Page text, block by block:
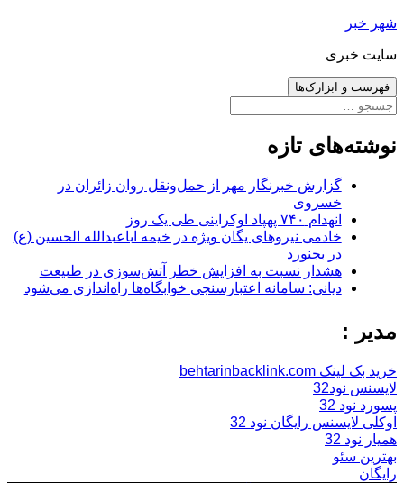
رفتن
نوشته‌ها
شهر خبر
سایت خبری
فهرست و ابزارک‌ها
جستجو
نوشته‌های تازه
گزارش خبرنگار مهر از حمل‌ونقل روان زائران در
خسروی
انهدام ۷۴۰ پهپاد اوکراینی طی یک روز
خادمی نیروهای یگان ویژه در خیمه اباعبدالله الحسین (ع)
در بجنورد
هشدار نسبت به افزایش خطر آتش‌سوزی در طبیعت
دیانی: سامانه اعتبارسنجی خوابگاه‌ها راه‌اندازی می‌شود
مدیر :
خرید بک لینک behtarinbacklink.com
لایسنس نود32
پسورد نود 32
اوکلی لایسنس رایگان نود 32
همیار نود 32
بهترین سئو
رایگان